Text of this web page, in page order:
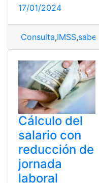
17/01/2024
Consulta,IMSS,saber
Cálculo del
salario con
reducción de
jornada
laboral